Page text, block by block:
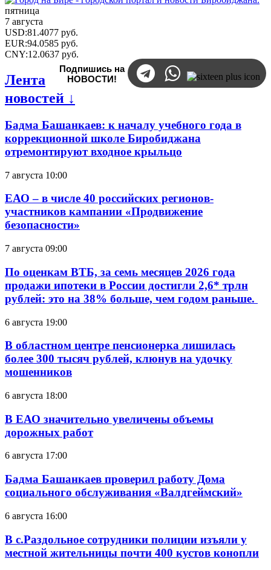
пятница
7 августа
USD:81.4077 руб.
EUR:94.0585 руб.
CNY:12.0637 руб.
Подпишись на
НОВОСТИ!
Лента
новостей ↓
Бадма Башанкаев: к началу учебного года в
коррекционной школе Биробиджана
отремонтируют входное крыльцо
7 августа 10:00
ЕАО – в числе 40 российских регионов-
участников кампании «Продвижение
безопасности»
7 августа 09:00
По оценкам ВТБ, за семь месяцев 2026 года
продажи ипотеки в России достигли 2,6* трлн
рублей: это на 38% больше, чем годом раньше.
6 августа 19:00
В областном центре пенсионерка лишилась
более 300 тысяч рублей, клюнув на удочку
мошенников
6 августа 18:00
В ЕАО значительно увеличены объемы
дорожных работ
6 августа 17:00
Бадма Башанкаев проверил работу Дома
социального обслуживания «Валдгеймский»
6 августа 16:00
В с.Раздольное сотрудники полиции изъяли у
местной жительницы почти 400 кустов конопли